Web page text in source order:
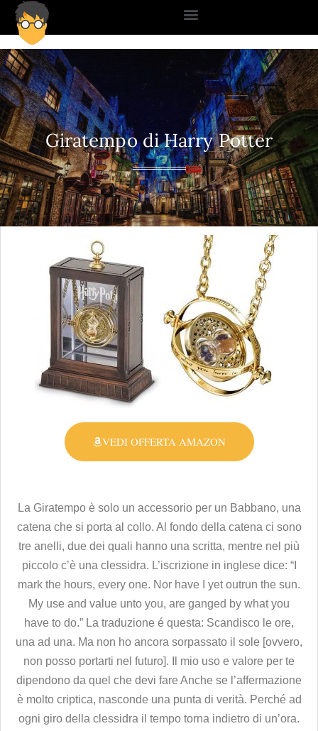
Giratempo di Harry Potter
VEDI OFFERTA AMAZON
La Giratempo è solo un accessorio per un Babbano, una
catena che si porta al collo. Al fondo della catena ci sono
tre anelli, due dei quali hanno una scritta, mentre nel più
piccolo c’è una clessidra. L’iscrizione in inglese dice: “I
mark the hours, every one. Nor have I yet outrun the sun.
My use and value unto you, are ganged by what you
have to do.” La traduzione é questa: Scandisco le ore,
una ad una. Ma non ho ancora sorpassato il sole [ovvero,
non posso portarti nel futuro]. Il mio uso e valore per te
dipendono da quel che devi fare Anche se l’affermazione
è molto criptica, nasconde una punta di verità. Perché ad
ogni giro della clessidra il tempo torna indietro di un’ora.